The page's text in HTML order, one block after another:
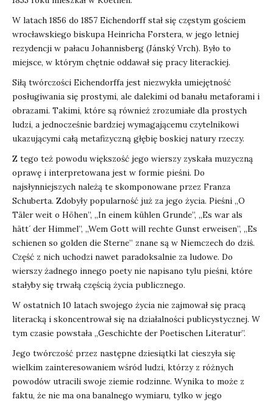
W latach 1856 do 1857 Eichendorff stał się częstym gościem
wrocławskiego biskupa Heinricha Forstera, w jego letniej
rezydencji w pałacu Johannisberg (Jánský Vrch). Było to
miejsce, w którym chętnie oddawał się pracy literackiej.
Siłą twórczości Eichendorffa jest niezwykła umiejętność
posługiwania się prostymi, ale dalekimi od banału metaforami i
obrazami. Takimi, które są również zrozumiałe dla prostych
ludzi, a jednocześnie bardziej wymagającemu czytelnikowi
ukazującymi całą metafizyczną głębię boskiej natury rzeczy.
Z tego też powodu większość jego wierszy zyskała muzyczną
oprawę i interpretowana jest w formie pieśni. Do
najsłynniejszych należą te skomponowane przez Franza
Schuberta. Zdobyły popularność już za jego życia. Pieśni „O
Täler weit o Höhen”, „In einem kühlen Grunde”, „Es war als
hätt´ der Himmel”, „Wem Gott will rechte Gunst erweisen”, „Es
schienen so golden die Sterne” znane są w Niemczech do dziś.
Część z nich uchodzi nawet paradoksalnie za ludowe. Do
wierszy żadnego innego poety nie napisano tylu pieśni, które
stałyby się trwałą częścią życia publicznego.
W ostatnich 10 latach swojego życia nie zajmował się pracą
literacką i skoncentrował się na działalności publicystycznej. W
tym czasie powstała „Geschichte der Poetischen Literatur”.
Jego twórczość przez następne dziesiątki lat cieszyła się
wielkim zainteresowaniem wśród ludzi, którzy z różnych
powodów utracili swoje ziemie rodzinne. Wynika to może z
faktu, że nie ma ona banalnego wymiaru, tylko w jego